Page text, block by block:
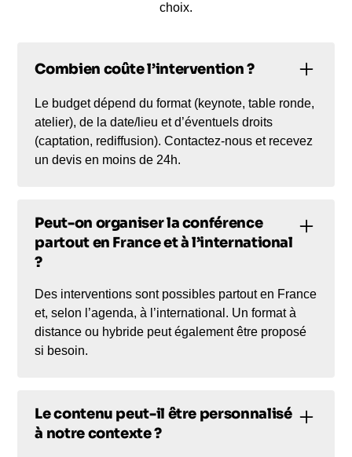
choix.
Combien coûte l’intervention ?
Le budget dépend du format (keynote, table ronde,
atelier), de la date/lieu et d’éventuels droits
(captation, rediffusion). Contactez-nous et recevez
un devis en moins de 24h.
Peut-on organiser la conférence
partout en France et à l’international
?
Des interventions sont possibles partout en France
et, selon l’agenda, à l’international. Un format à
distance ou hybride peut également être proposé
si besoin.
Le contenu peut-il être personnalisé
à notre contexte ?